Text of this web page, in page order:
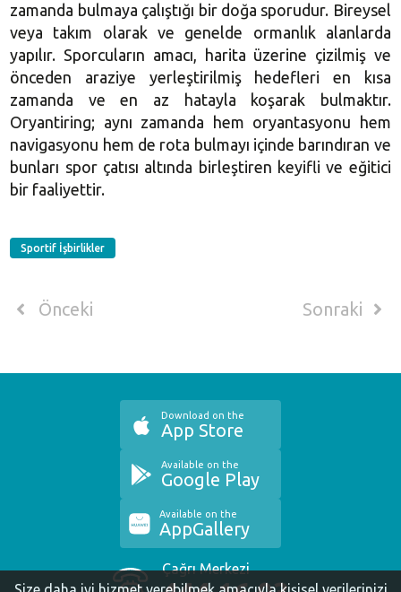
zamanda bulmaya çalıştığı bir doğa sporudur. Bireysel
veya takım olarak ve genelde ormanlık alanlarda
yapılır. Sporcuların amacı, harita üzerine çizilmiş ve
önceden araziye yerleştirilmiş hedefleri en kısa
zamanda ve en az hatayla koşarak bulmaktır.
Oryantiring; aynı zamanda hem oryantasyonu hem
navigasyonu hem de rota bulmayı içinde barındıran ve
bunları spor çatısı altında birleştiren keyifli ve eğitici
bir faaliyettir.
Sportif İşbirlikler
Önceki Sonraki
Çağrı Merkezi
Download on the
App Store
Available on the
Google Play
Available on the
AppGallery